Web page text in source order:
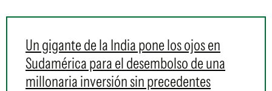
Un gigante de la India pone los ojos en
Sudamérica para el desembolso de una
millonaria inversión sin precedentes